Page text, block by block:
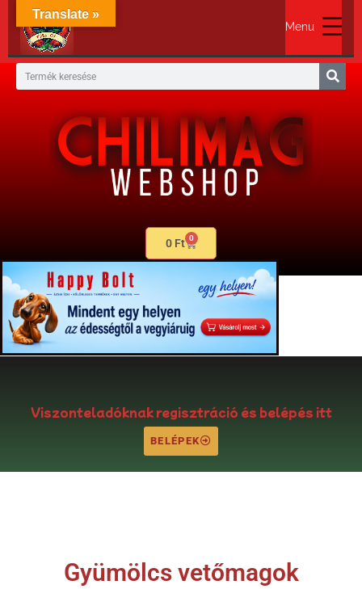
Menu
0 Ft 0
Viszonteladóknak regisztráció és belépés itt
BELÉPEK
Gyümölcs vetőmagok
Translate »